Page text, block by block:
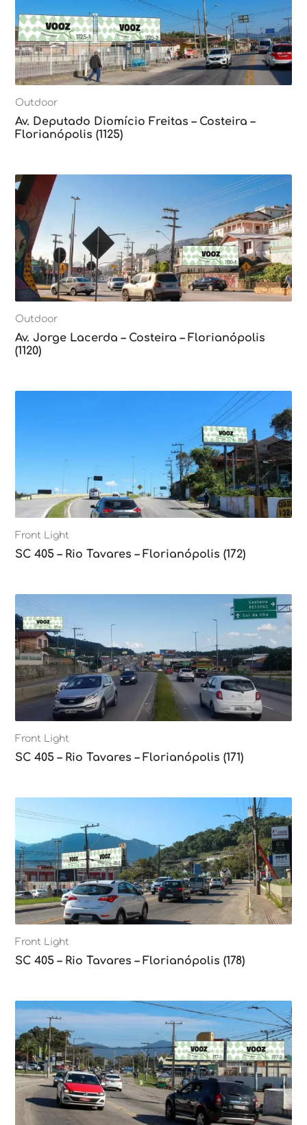
Outdoor
Av. Deputado Diomício Freitas – Costeira –
Florianópolis (1125)
Outdoor
Av. Jorge Lacerda – Costeira – Florianópolis
(1120)
Front Light
SC 405 – Rio Tavares – Florianópolis (172)
Front Light
SC 405 – Rio Tavares – Florianópolis (171)
Front Light
SC 405 – Rio Tavares – Florianópolis (178)